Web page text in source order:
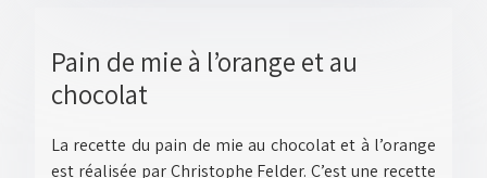
Pain de mie à l’orange et au
chocolat
La recette du pain de mie au chocolat et à l’orange
est réalisée par Christophe Felder. C’est une recette